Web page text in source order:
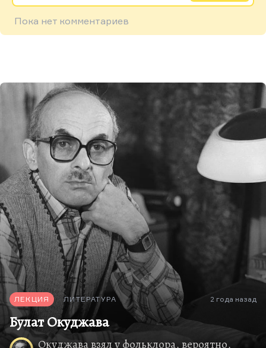
Пока нет комментариев
ЛЕКЦИЯ ЛИТЕРАТУРА 2 года назад
Булат Окуджава
Окуджава взял у фольклора, вероятно,